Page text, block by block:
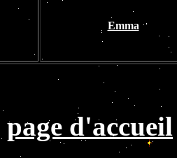
Emma
page d'accueil